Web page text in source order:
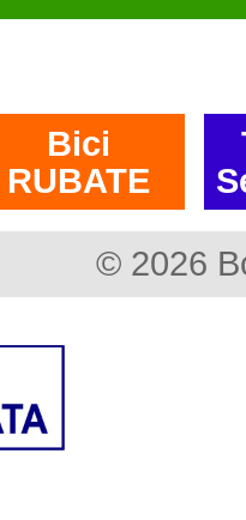
Bici
RUBATE
© 2026